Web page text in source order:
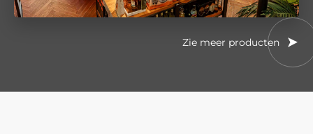
Zie meer producten